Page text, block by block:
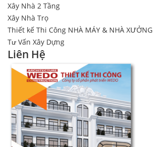
Xây Nhà 2 Tầng
Xây Nhà Trọ
Thiết kế Thi Công NHÀ MÁY & NHÀ XƯỞNG
Tư Vấn Xây Dựng
Liên Hệ